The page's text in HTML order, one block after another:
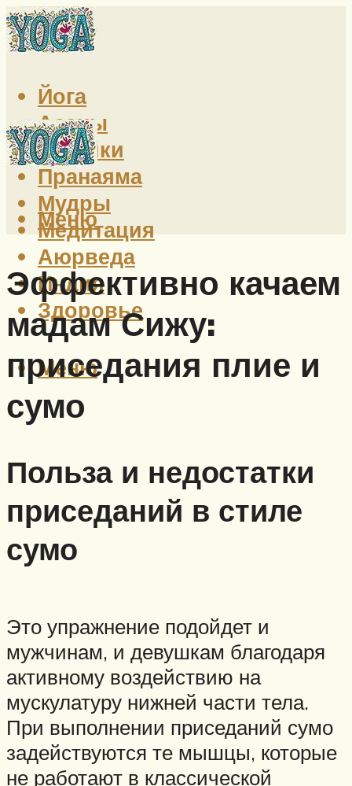
Йога
Асаны
Техники
Пранаяма
Мудры
Медитация
Аюрведа
Индия
Здоровье
Меню
Меню
Эффективно качаем
мадам Сижу:
приседания плие и
сумо
Польза и недостатки
приседаний в стиле
сумо
Это упражнение подойдет и
мужчинам, и девушкам благодаря
активному воздействию на
мускулатуру нижней части тела.
При выполнении приседаний сумо
задействуются те мышцы, которые
не работают в классической